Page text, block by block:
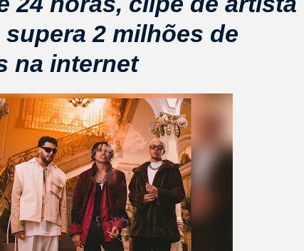
2 milhões de
na internet